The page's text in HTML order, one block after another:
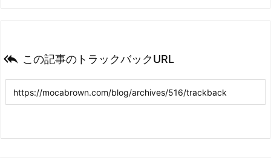
 この記事のトラックバックURL